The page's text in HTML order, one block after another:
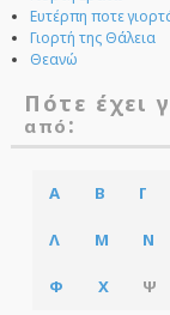
Ευτέρπη ποτε
Γιορτή της Θάλεια
Θεανώ
Πότε έχει
από :
Α Β Γ
Λ Μ Ν
Φ Χ Ψ